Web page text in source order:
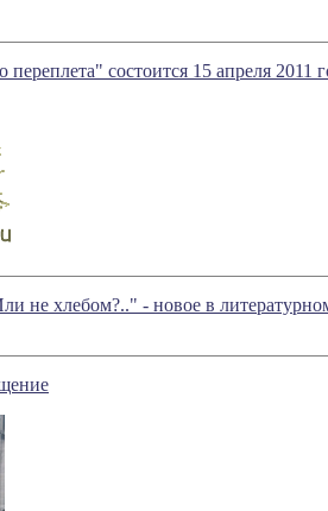
переплета" состоится 15 апреля 2011
не хлебом?.." - новое в